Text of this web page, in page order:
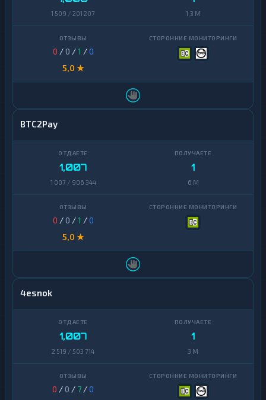
1 509 / 201 207 1,3 M
0 / 0 /1 /0
5,0 ★
BTC2Pay
1,007
1 007 / 906 344
1
6 M
0 / 0 /1 /0
5,0 ★
4esnok
1,007
2 519 / 503 714
1
3 M
0 / 0 / 7 /0